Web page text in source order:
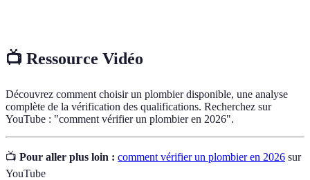
📺 Ressource Vidéo
Découvrez comment choisir un plombier disponible, une analyse
complète de la vérification des qualifications. Recherchez sur
YouTube : "comment vérifier un plombier en 2026".
📺 Pour aller plus loin : comment vérifier un plombier en 2026 sur
YouTube